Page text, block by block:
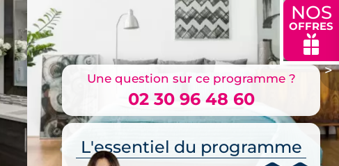
NOS
OFFRES
🎁
>
Une question sur ce programme ?
02 30 96 48 60
L'essentiel du programme